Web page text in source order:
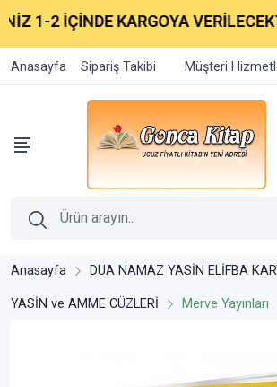
2 İÇİNDE KARGOYA VERİLECEKTİR.
Anasayfa Sipariş Takibi Müşteri
Anasayfa DUA NAMAZ YASİN ELİFBA
YASİN ve AMME CÜZLERİ Merve Yayınları